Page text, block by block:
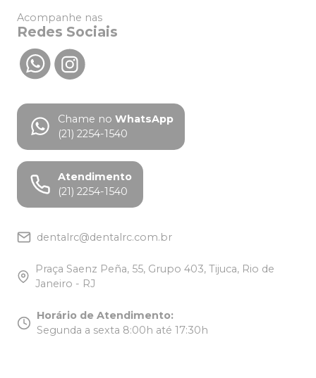
Acompanhe nas
Redes Sociais
Chame no WhatsApp
(21) 2254-1540
Atendimento
(21) 2254-1540
dentalrc@dentalrc.com.br
Praça Saenz Peña, 55, Grupo 403, Tijuca, Rio de
Janeiro - RJ
Horário de Atendimento:
Segunda a sexta 8:00h até 17:30h